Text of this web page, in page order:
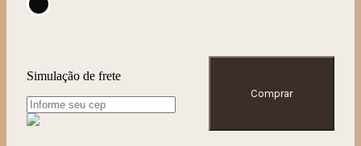
Simulação de frete
Comprar